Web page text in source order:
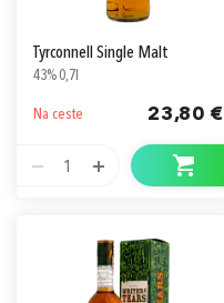
Tyrconnell Single Malt
43% 0,7l
Na ceste 23,80 €
1